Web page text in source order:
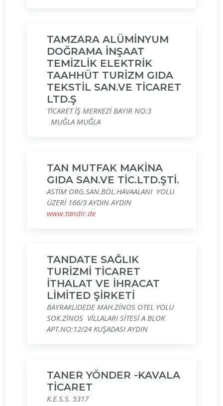
TAMZARA ALÜMİNYUM
DOĞRAMA İNŞAAT
TEMİZLİK ELEKTRİK
TAAHHÜT TURİZM GIDA
TEKSTİL SAN.VE TİCARET
LTD.Ş
TİCARET İŞ MERKEZİ BAYIR NO:3
MUĞLA MUĞLA
TAN MUTFAK MAKİNA
GIDA SAN.VE TİC.LTD.ŞTİ.
ASTİM ORG.SAN.BÖL.HAVAALANI YOLU
ÜZERİ 166/3 AYDIN AYDIN
www.tandir.de
TANDATE SAĞLIK
TURİZMİ TİCARET
İTHALAT VE İHRACAT
LİMİTED ŞİRKETİ
BAYRAKLIDEDE MAH.ZİNOS OTEL YOLU
SOK.ZİNOS VİLLALARI SİTESİ A BLOK
APT.NO:12/24 KUŞADASI AYDIN
TANER YÖNDER -KAVALA
TİCARET
K.E.S.S. 5317